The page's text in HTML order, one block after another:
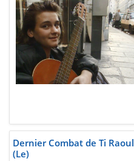
Dernier Combat de Ti Raoul
(Le)